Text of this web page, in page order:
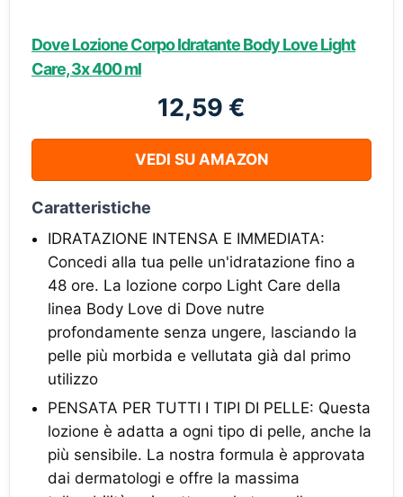
Dove Lozione Corpo Idratante Body Love Light
Care, 3x 400 ml
12,59 €
VEDI SU AMAZON
Caratteristiche
IDRATAZIONE INTENSA E IMMEDIATA:
Concedi alla tua pelle un'idratazione fino a
48 ore. La lozione corpo Light Care della
linea Body Love di Dove nutre
profondamente senza ungere, lasciando la
pelle più morbida e vellutata già dal primo
utilizzo
PENSATA PER TUTTI I TIPI DI PELLE: Questa
lozione è adatta a ogni tipo di pelle, anche la
più sensibile. La nostra formula è approvata
dai dermatologi e offre la massima